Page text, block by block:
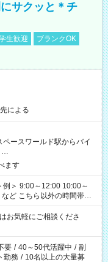
サクッと＊チ
生歓迎
ブランクOK
による
ペースワールド駅からバイ
…
ます
間帯も
気軽にご相談くださ
要 / 40～50代活躍中 / 副
勤務 / 10名以上の大量募